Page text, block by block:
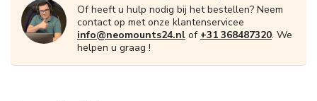
Of heeft u hulp nodig bij het bestellen? Neem
contact op met onze klantenservicee
info@neomounts24.nl of +31 368487320. We
helpen u graag !